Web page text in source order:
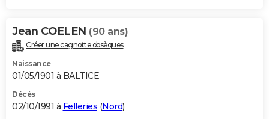
Jean COELEN (90 ans)
Créer une cagnotte obsèques
Naissance
01/05/1901 à BALTICE
Décès
02/10/1991 à Felleries (Nord)